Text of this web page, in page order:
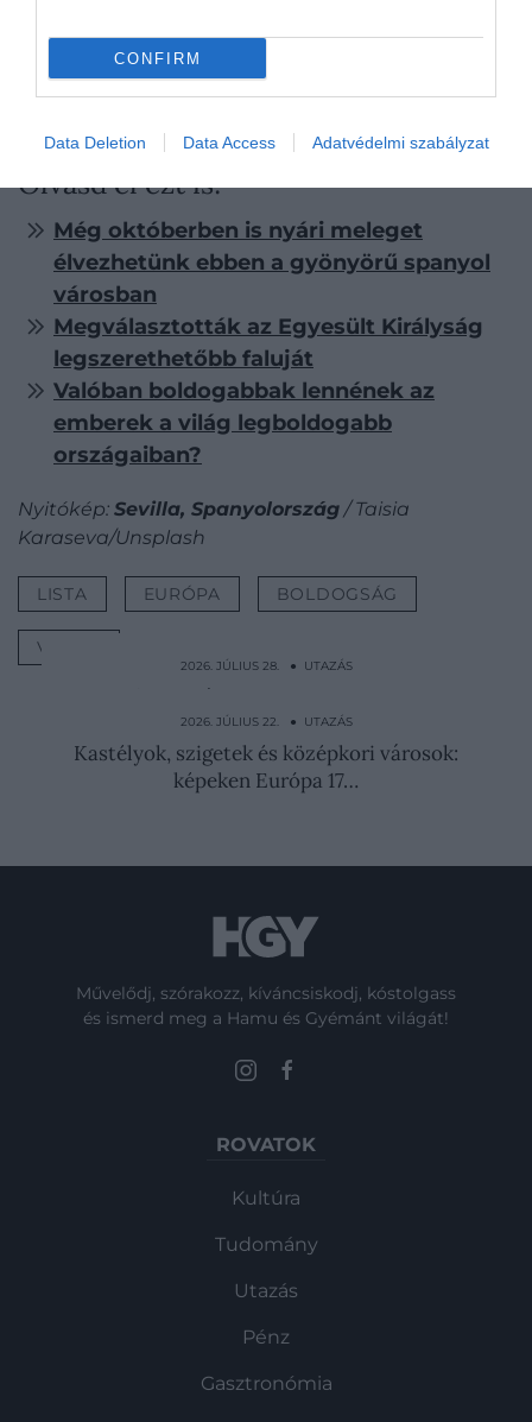
CONFIRM
Data Deletion Data Access Adatvédelmi szabályzat
Lisszabon
Edinburgh
Madrid
Olvasd el ezt is!
Még októberben is nyári meleget
élvezhetünk ebben a gyönyörű spanyol
városban
Megválasztották az Egyesült Királyság
legszerethetőbb faluját
Valóban boldogabbak lennének az
emberek a világ legboldogabb
országaiban?
Nyitókép: Sevilla, Spanyolország/ Taisia
Karaseva/Unsplash
LISTA EURÓPA BOLDOGSÁG
VÁROS
2026. JÚLIUS 28. ● UTAZÁS
Istennőként bánnak az új feleséggel ennél
az afrikai népnél
2026. JÚLIUS 22. ● UTAZÁS
Kastélyok, szigetek és középkori városok:
képeken Európa 17…
Művelődj, szórakozz, kíváncsiskodj, kóstolgass
és ismerd meg a Hamu és Gyémánt világát!
ROVATOK
Kultúra
Tudomány
Utazás
Pénz
Gasztronómia